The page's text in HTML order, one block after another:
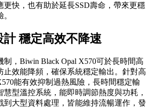
更快，也有助於延長SSD壽命，帶來更穩
穩定高效不降速
，Biwin Black Opal X570可於長時間高
止效能降頻，確保系統穩定輸出。針對高
能有效抑制過熱風險，長時間穩定輸
慧型溫控系統，能即時調節熱度與功耗，
到大型資料處理，皆能維持流暢運作，發